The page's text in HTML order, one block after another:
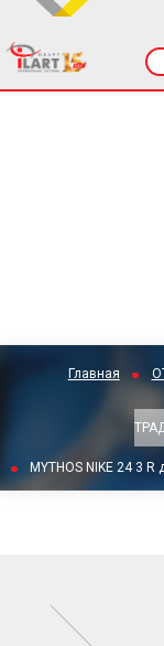
Главная
MYTHOS NIKE 24 3